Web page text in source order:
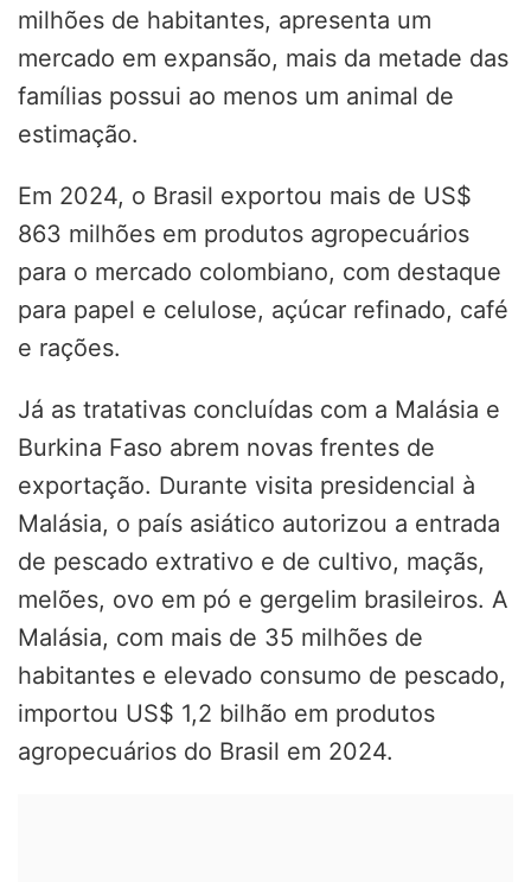
milhões de habitantes, apresenta um
mercado em expansão, mais da metade das
famílias possui ao menos um animal de
estimação.
Em 2024, o Brasil exportou mais de US$
863 milhões em produtos agropecuários
para o mercado colombiano, com destaque
para papel e celulose, açúcar refinado, café
e rações.
Já as tratativas concluídas com a Malásia e
Burkina Faso abrem novas frentes de
exportação. Durante visita presidencial à
Malásia, o país asiático autorizou a entrada
de pescado extrativo e de cultivo, maçãs,
melões, ovo em pó e gergelim brasileiros. A
Malásia, com mais de 35 milhões de
habitantes e elevado consumo de pescado,
importou US$ 1,2 bilhão em produtos
agropecuários do Brasil em 2024.